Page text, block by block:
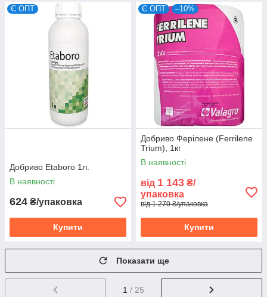
Є ОПТ
Добриво Etaboro 1л.
В наявності
624 ₴/упаковка
Купити
Є ОПТ –10%
Добриво Ферілене (Ferrilene
Trium), 1кг
В наявності
від 1 143 ₴/
упаковка
від 1 270 ₴/упаковка
Купити
Показати ще
1 / 25